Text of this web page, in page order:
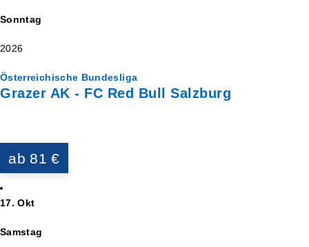
Sonntag
2026
Österreichische Bundesliga
Grazer AK - FC Red Bull Salzburg
ab 81 €
17. Okt
Samstag